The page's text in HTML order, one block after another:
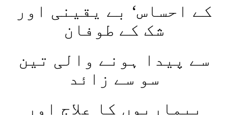
کے احساس‘ بے یقینی اور
شک کے طوفان
سے پیدا ہونے والی تین
سو سے زائد
بیماریوں کا علاج اور